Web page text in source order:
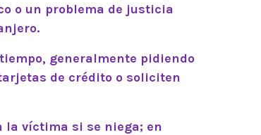
o un problema de justicia
generalmente pidiendo
de crédito o soliciten
la víctima si se niega; en